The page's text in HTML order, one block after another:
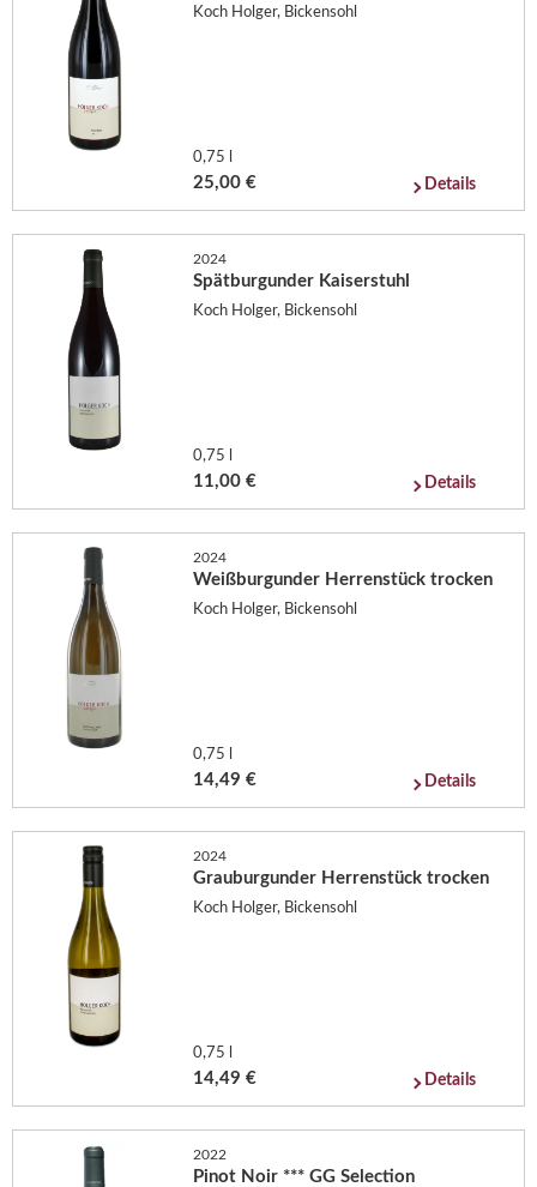
Koch Holger, Bickensohl
0,75 l
25,00 € Details
2024
Spätburgunder Kaiserstuhl
Koch Holger, Bickensohl
0,75 l
11,00 € Details
2024
Weißburgunder Herrenstück trocken
Koch Holger, Bickensohl
0,75 l
14,49 € Details
2024
Grauburgunder Herrenstück trocken
Koch Holger, Bickensohl
0,75 l
14,49 € Details
2022
Pinot Noir *** GG Selection